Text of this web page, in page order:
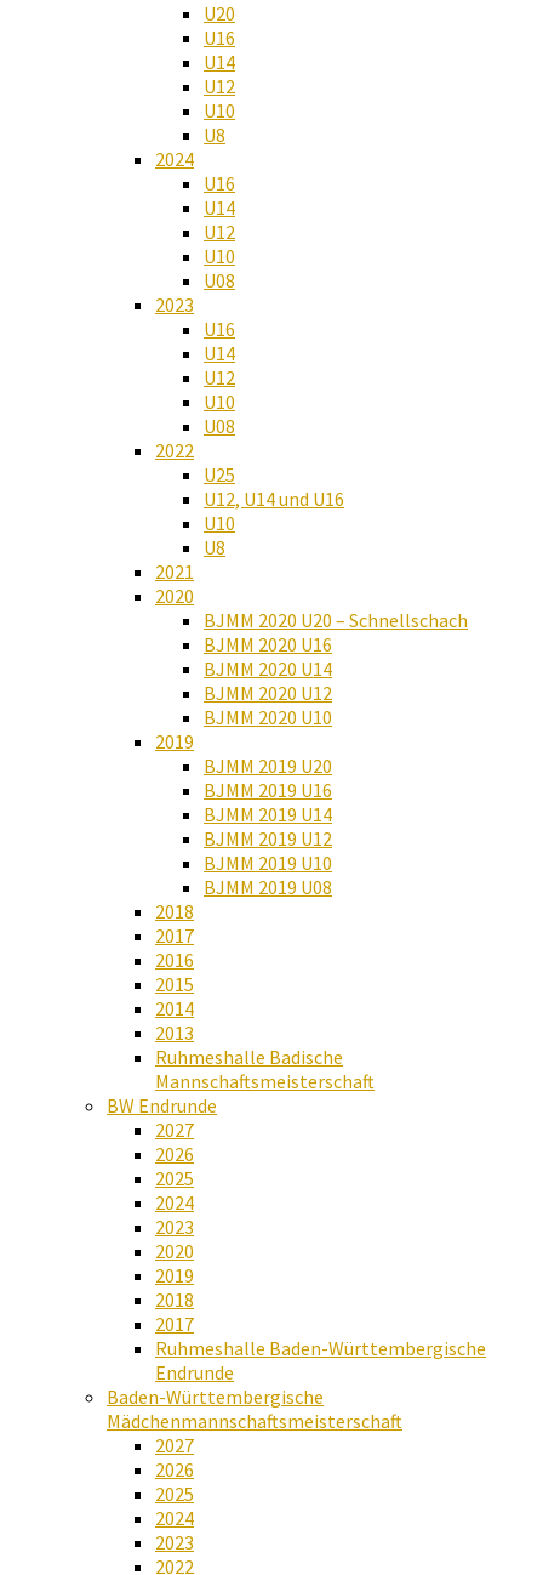
U20
U16
U14
U12
U10
U8
2024
U16
U14
U12
U10
U08
2023
U16
U14
U12
U10
U08
2022
U25
U12, U14 und U16
U10
U8
2021
2020
BJMM 2020 U20 – Schnellschach
BJMM 2020 U16
BJMM 2020 U14
BJMM 2020 U12
BJMM 2020 U10
2019
BJMM 2019 U20
BJMM 2019 U16
BJMM 2019 U14
BJMM 2019 U12
BJMM 2019 U10
BJMM 2019 U08
2018
2017
2016
2015
2014
2013
Ruhmeshalle Badische
Mannschaftsmeisterschaft
BW Endrunde
2027
2026
2025
2024
2023
2020
2019
2018
2017
Ruhmeshalle Baden-Württembergische
Endrunde
Baden-Württembergische
Mädchenmannschaftsmeisterschaft
2027
2026
2025
2024
2023
2022